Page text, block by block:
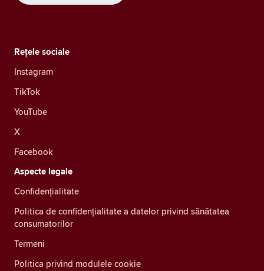
Rețele sociale
Instagram
TikTok
YouTube
X
Facebook
Aspecte legale
Confidenţialitate
Politica de confidențialitate a datelor privind sănătatea
consumatorilor
Termeni
Politica privind modulele cookie